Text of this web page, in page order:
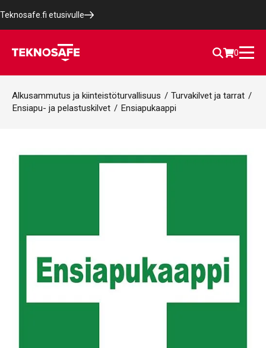
Teknosafe.fi etusivulle
0
Alkusammutus ja kiinteistöturvallisuus / Turvakilvet ja tarrat /
Ensiapu- ja pelastuskilvet / Ensiapukaappi